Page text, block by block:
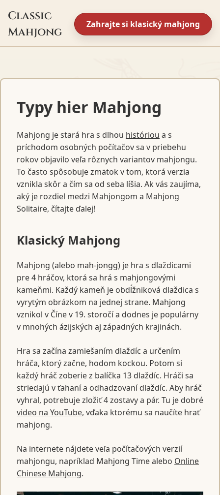
Classic
Mahjong
Zahrajte si klasický mahjong
Typy hier Mahjong
Mahjong je stará hra s dlhou históriou a s
príchodom osobných počítačov sa v priebehu
rokov objavilo veľa rôznych variantov mahjongu.
To často spôsobuje zmätok v tom, ktorá verzia
vznikla skôr a čím sa od seba líšia. Ak vás zaujíma,
aký je rozdiel medzi Mahjongom a Mahjong
Solitaire, čítajte ďalej!
Klasický Mahjong
Mahjong (alebo mah-jongg) je hra s dlaždicami
pre 4 hráčov, ktorá sa hrá s mahjongovými
kameňmi. Každý kameň je obdĺžniková dlaždica s
vyrytým obrázkom na jednej strane. Mahjong
vznikol v Číne v 19. storočí a dodnes je populárny
v mnohých ázijských aj západných krajinách.
Hra sa začína zamiešaním dlaždíc a určením
hráča, ktorý začne, hodom kockou. Potom si
každý hráč zoberie z balíčka 13 dlaždíc. Hráči sa
striedajú v ťahaní a odhadzovaní dlaždíc. Aby hráč
vyhral, potrebuje zložiť 4 zostavy a pár. Tu je dobré
video na YouTube, vďaka ktorému sa naučíte hrať
mahjong.
Na internete nájdete veľa počítačových verzií
mahjongu, napríklad Mahjong Time alebo Online
Chinese Mahjong.